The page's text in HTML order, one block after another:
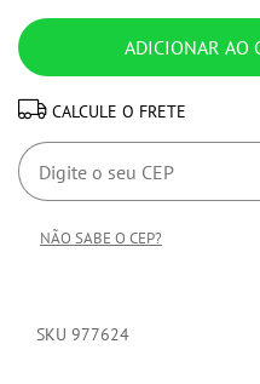
CALCULE O FRETE
NÃO SABE O CEP?
SKU 977624